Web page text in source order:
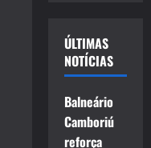
ÚLTIMAS
NOTÍCIAS
Balneário
Camboriú
reforça